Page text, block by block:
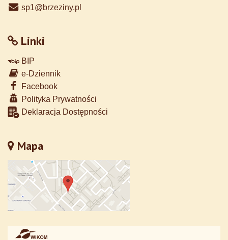
sp1@brzeziny.pl
Linki
BIP
e-Dziennik
Facebook
Polityka Prywatności
Deklaracja Dostępności
Mapa